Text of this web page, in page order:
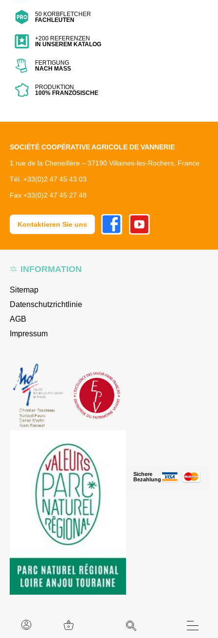
50 KORBFLETCHER
FACHLEUTEN
+200 REFERENZEN
IN UNSEREM KATALOG
FERTIGUNG
NACH MASS
PRODUKTION
100% FRANZÖSISCHE
INFORMATION
Sitemap
Datenschutzrichtlinie
AGB
Impressum
SOCIÉTÉ COOPÉRATIVE AGRICOLE DE VANNERIE
1 rue de la Cheneillère – 37190 Villaines-les-Rochers, France
Tél. +33(0)2 47 45 43 03
Fax +33(0)2 47 45 27 48
Sichere
Bezahlung
Kontaktieren Sie uns
FacebookYoutube